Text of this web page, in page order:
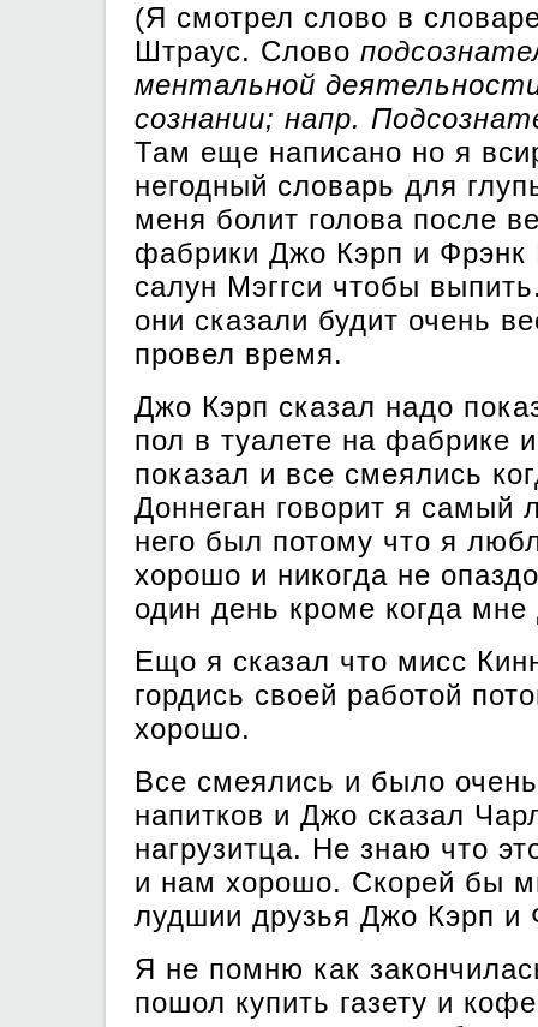
(Я смотрел слово в
Штраус. Слово
ментальной
сознании; напр.
Там еще написано но я
негодный словарь для
меня болит голова после
фабрики Джо Кэрп и Фрэнк
салун Мэггси чтобы
они сказали будит очень
провел время.
Джо Кэрп сказал надо
пол в туалете на фабрике
показал и все смеялись
Доннеган говорит я самый
него был потому что я
хорошо и никогда не
один день кроме когда
Ещо я сказал что мисс
гордись своей работой
хорошо.
Все смеялись и было
напитков и Джо сказал
нагрузитца. Не знаю что
и нам хорошо. Скорей бы
лудшии друзья Джо Кэрп
Я не помню как
пошол купить газету и